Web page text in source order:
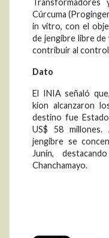
Cúrcuma
in vitro, con el
de jengibre libre
contribuir al control
Dato
El INIA señaló
kion alcanzaron
destino fue
US$ 58
jengibre se
Junín,
Chanchamayo.